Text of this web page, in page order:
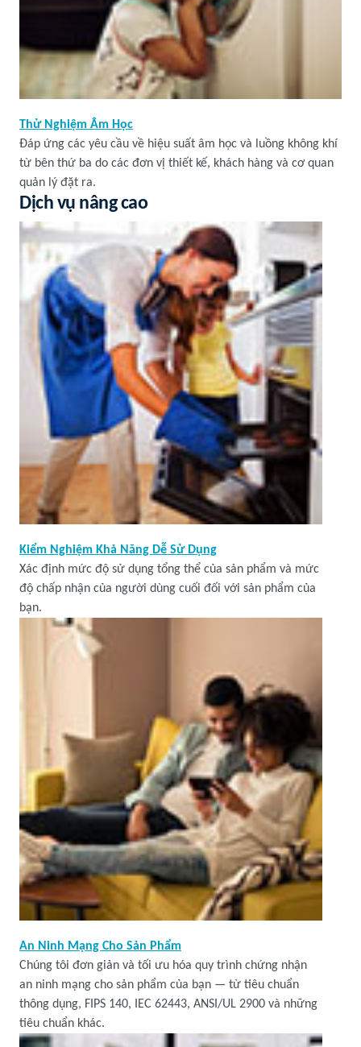
Thử Nghiệm Âm Học
Đáp ứng các yêu cầu về hiệu suất âm học và luồng không khí
từ bên thứ ba do các đơn vị thiết kế, khách hàng và cơ quan
quản lý đặt ra.
Dịch vụ nâng cao
Kiểm Nghiệm Khả Năng Dễ Sử Dụng
Xác định mức độ sử dụng tổng thể của sản phẩm và mức
độ chấp nhận của người dùng cuối đối với sản phẩm của
bạn.
An Ninh Mạng Cho Sản Phẩm
Chúng tôi đơn giản và tối ưu hóa quy trình chứng nhận
an ninh mạng cho sản phẩm của bạn — từ tiêu chuẩn
thông dụng, FIPS 140, IEC 62443, ANSI/UL 2900 và những
tiêu chuẩn khác.